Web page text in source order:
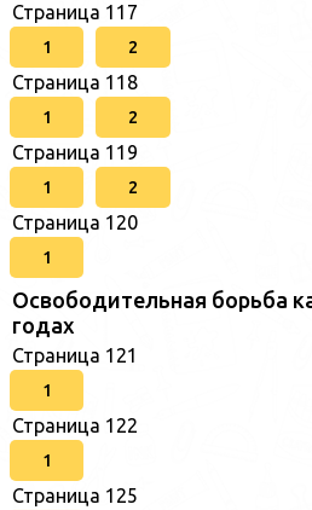
Страница 117
1 2
Страница 118
1 2
Страница 119
1 2
Страница 120
1
Освободительная борьба
годах
Страница 121
1
Страница 122
1
Страница 125